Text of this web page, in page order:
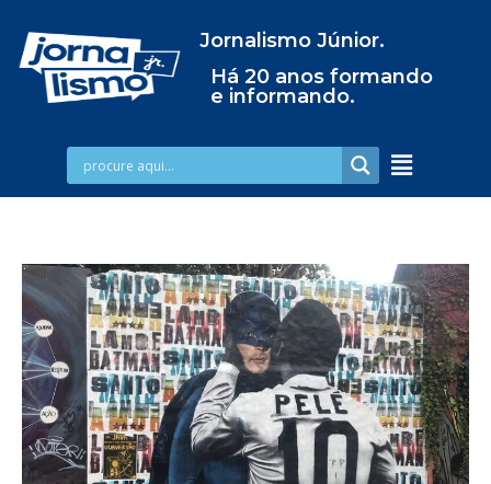
Jornalismo Júnior.
Há 20 anos formando
e informando.